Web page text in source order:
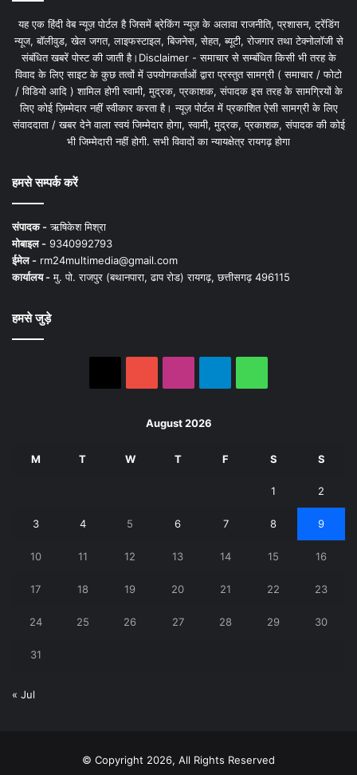
यह एक हिंदी वेब न्यूज़ पोर्टल है जिसमें ब्रेकिंग न्यूज़ के अलावा राजनीति, प्रशासन, ट्रेंडिंग
न्यूज, बॉलीवुड, खेल जगत, लाइफस्टाइल, बिजनेस, सेहत, ब्यूटी, रोजगार तथा टेक्नोलॉजी से
संबंधित खबरें पोस्ट की जाती है।Disclaimer - समाचार से सम्बंधित किसी भी तरह के
विवाद के लिए साइट के कुछ तत्वों में उपयोगकर्ताओं द्वारा प्रस्तुत सामग्री ( समाचार / फोटो
/ विडियो आदि ) शामिल होगी स्वामी, मुद्रक, प्रकाशक, संपादक इस तरह के सामग्रियों के
लिए कोई ज़िम्मेदार नहीं स्वीकार करता है। न्यूज़ पोर्टल में प्रकाशित ऐसी सामग्री के लिए
संवाददाता / खबर देने वाला स्वयं जिम्मेदार होगा, स्वामी, मुद्रक, प्रकाशक, संपादक की कोई
भी जिम्मेदारी नहीं होगी. सभी विवादों का न्यायक्षेत्र रायगढ़ होगा
हमसे सम्पर्क करें
संपादक -ऋषिकेश मिश्रा
मोबाइल - 9340992793
ईमेल - rm24multimedia@gmail.com
कार्यालय -मु. पो. राजपुर (बथानपारा, ढाप रोड) रायगढ़, छत्तीसगढ़ 496115
हमसे जुड़े
August 2026
M T W T F S S
1 2
3 4 5 6 7 8 9
10 11 12 13 14 15 16
17 18 19 20 21 22 23
24 25 26 27 28 29 30
31
« Jul
© Copyright 2026, All Rights Reserved